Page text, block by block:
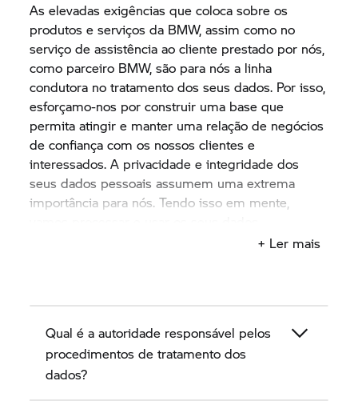
As elevadas exigências que coloca sobre os
produtos e serviços da BMW, assim como no
serviço de assistência ao cliente prestado por nós,
como parceiro BMW, são para nós a linha
condutora no tratamento dos seus dados. Por isso,
esforçamo-nos por construir uma base que
permita atingir e manter uma relação de negócios
de confiança com os nossos clientes e
interessados. A privacidade e integridade dos
seus dados pessoais assumem uma extrema
importância para nós. Tendo isso em mente,
cuidadosamente, de forma objetiva ou de acordo
capítulos seguintes, o modo como nós,
concessionário de motos vendedor
BMW Motorrad
+ Ler mais
Qual é a autoridade responsável pelos
procedimentos de tratamento dos
dados?